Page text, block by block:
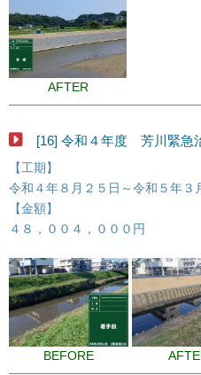
AFTER
[16] 令和４年度 芳川緊急
【工期】
令和４年８月２５日～令和５年３
【金額】
４８，００４，０００円
BEFORE